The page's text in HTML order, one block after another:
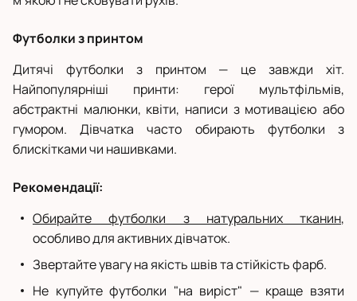
Футболки з принтом
Дитячі футболки з принтом — це завжди хіт.
Найпопулярніші принти: герої мультфільмів,
абстрактні малюнки, квіти, написи з мотивацією або
гумором. Дівчатка часто обирають футболки з
блискітками чи нашивками.
Рекомендації:
Обирайте футболки з натуральних тканин,
особливо для активних дівчаток.
Звертайте увагу на якість швів та стійкість фарб.
Не купуйте футболки "на виріст" — краще взяти